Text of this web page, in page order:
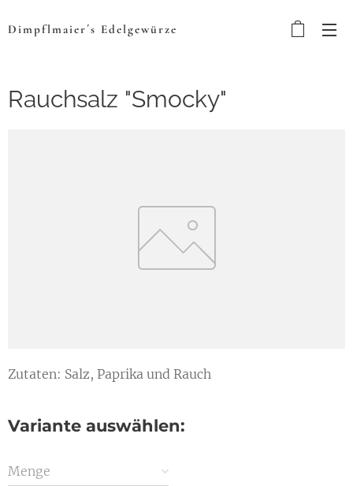
Dimpflmaier´s Edelgewürze
Rauchsalz "Smocky"
Zutaten: Salz, Paprika und Rauch
Variante auswählen:
Menge